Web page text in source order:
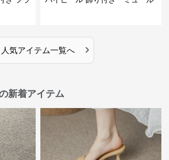
人気アイテム一覧へ ›
新着アイテム